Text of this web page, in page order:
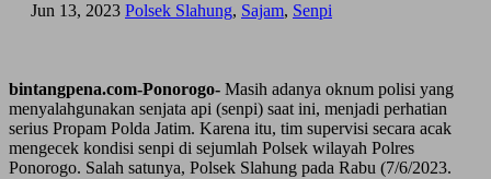
Jun 13, 2023 Polsek Slahung, Sajam, Senpi
bintangpena.com-Ponorogo- Masih adanya oknum polisi yang
menyalahgunakan senjata api (senpi) saat ini, menjadi perhatian
serius Propam Polda Jatim. Karena itu, tim supervisi secara acak
mengecek kondisi senpi di sejumlah Polsek wilayah Polres
Ponorogo. Salah satunya, Polsek Slahung pada Rabu (7/6/2023.